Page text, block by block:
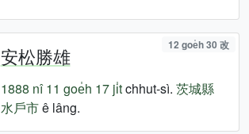
安松勝雄 12 goe̍h 30 改
1888 nî 11 goe̍h 17 ji̍tchhut-sì. 茨城縣
水戶市ê lâng.